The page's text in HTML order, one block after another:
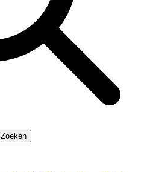
Zoeken